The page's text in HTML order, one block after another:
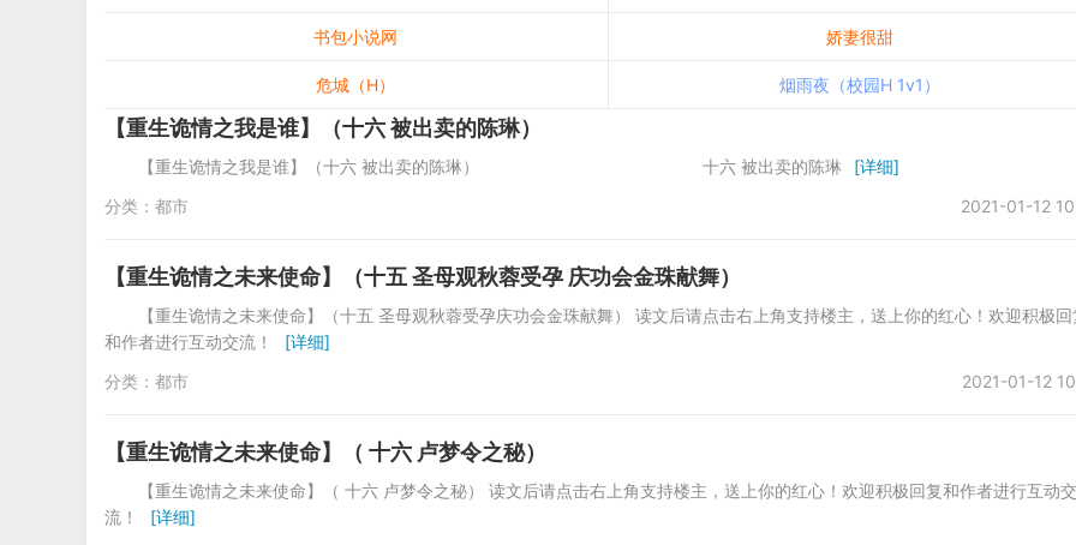
书包小说网 娇妻很甜
危城（H） 烟雨夜（校园H 1v1）
【重生诡情之我是谁】（十六 被出卖的陈琳）
【重生诡情之我是谁】（十六 被出卖的陈琳） 十六 被出卖的陈琳
[详细]
2021-01-12
分类： 都市
【重生诡情之未来使命】（十五 圣母观秋蓉受孕 庆功会金珠献舞）
【重生诡情之未来使命】（十五 圣母观秋蓉受孕庆功会金珠献舞） 读文后请点击右上角支持楼主，送上你的红心！欢迎积极回
和作者进行互动交流！
[详细]
2021-01-12
分类： 都市
【重生诡情之未来使命】（ 十六 卢梦令之秘）
【重生诡情之未来使命】（ 十六 卢梦令之秘） 读文后请点击右上角支持楼主，送上你的红心！欢迎积极回复和作者进行互动交
流！
[详细]